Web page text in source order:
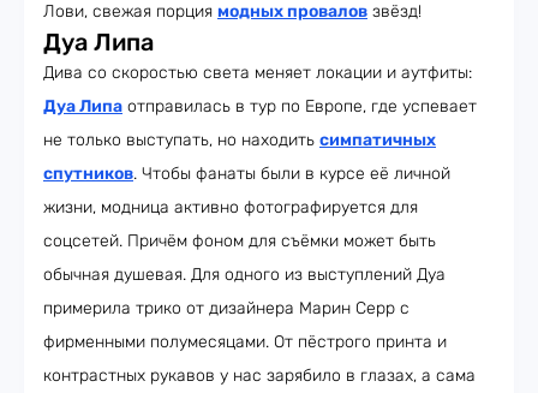
Лови, свежая порция модных провалов звёзд!
Дуа Липа
Дива со скоростью света меняет локации и аутфиты:
Дуа Липа отправилась в тур по Европе, где успевает
не только выступать, но находить симпатичных
спутников. Чтобы фанаты были в курсе её личной
жизни, модница активно фотографируется для
соцсетей. Причём фоном для съёмки может быть
обычная душевая. Для одного из выступлений Дуа
примерила трико от дизайнера Марин Серр с
фирменными полумесяцами. От пёстрого принта и
контрастных рукавов у нас зарябило в глазах, а сама